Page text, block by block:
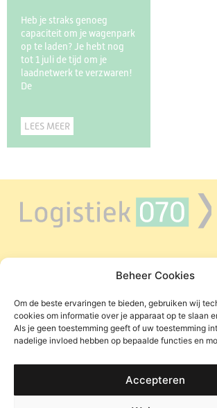
Beheer Cookies
Om de beste ervaringen te bieden, gebruiken wij
cookies om informatie over je apparaat op te slaan
Als je geen toestemming geeft of uw toestemming
nadelige invloed hebben op bepaalde functies en
Accepteren
Heb je straks genoeg
capaciteit om je wagenpark
op te laden? Je hebt nog
tot 1 juli de tijd om je
laadnetwerk te verzwaren!
De
LEES MEER
ZERO EMISSIE IN DE REGIO
WIE ZIJN WIJ
LINKEDIN